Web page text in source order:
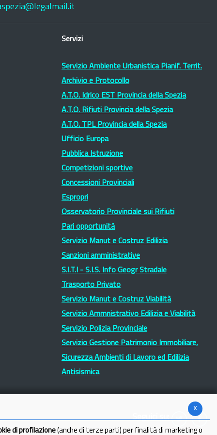
Servizi
Servizio Ambiente Urbanistica Pianif. Territ.
Archivio e Protocollo
A.T.O. Idrico EST Provincia della Spezia
A.T.O. Rifiuti Provincia della Spezia
A.T.O. TPL Provincia della Spezia
Ufficio Europa
Pubblica Istruzione
Competizioni sportive
Concessioni Provinciali
Espropri
Osservatorio Provinciale sui Rifiuti
Pari opportunità
Servizio Manut e Costruz Edilizia
Sanzioni amministrative
S.I.T.I - S.I.S. Info Geogr Stradale
Trasporto Privato
Servizio Manut e Costruz Viabilità
Servizio Ammnistrativo Edilizia e Viabilità
Servizio Polizia Provinciale
Servizio Gestione Patrimonio Immobiliare,
Sicurezza Ambienti di Lavoro ed Edilizia
Antisismica
Seguici su:
x
di profilazione (anche di terze parti) per finalità di marketing o